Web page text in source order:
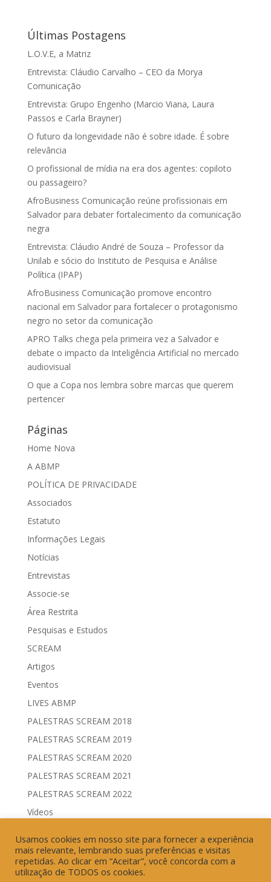
Últimas Postagens
L.O.V.E, a Matriz
Entrevista: Cláudio Carvalho – CEO da Morya
Comunicação
Entrevista: Grupo Engenho (Marcio Viana, Laura
Passos e Carla Brayner)
O futuro da longevidade não é sobre idade. É sobre
relevância
O profissional de mídia na era dos agentes: copiloto
ou passageiro?
AfroBusiness Comunicação reúne profissionais em
Salvador para debater fortalecimento da comunicação
negra
Entrevista: Cláudio André de Souza – Professor da
Unilab e sócio do Instituto de Pesquisa e Análise
Política (IPAP)
AfroBusiness Comunicação promove encontro
nacional em Salvador para fortalecer o protagonismo
negro no setor da comunicação
APRO Talks chega pela primeira vez a Salvador e
debate o impacto da Inteligência Artificial no mercado
audiovisual
O que a Copa nos lembra sobre marcas que querem
pertencer
Páginas
Home Nova
A ABMP
POLÍTICA DE PRIVACIDADE
Associados
Estatuto
Informações Legais
Notícias
Entrevistas
Associe-se
Área Restrita
Pesquisas e Estudos
SCREAM
Artigos
Eventos
LIVES ABMP
PALESTRAS SCREAM 2018
PALESTRAS SCREAM 2019
PALESTRAS SCREAM 2020
PALESTRAS SCREAM 2021
PALESTRAS SCREAM 2022
Vídeos
Geração de Resultados & Eficiência Publicitária
Usamos cookies em nosso site para fornecer a experiência
mais relevante, lembrando suas preferências e visitas
repetidas. Ao clicar em “Aceitar”, você concorda com a
utilização de TODOS os cookies.